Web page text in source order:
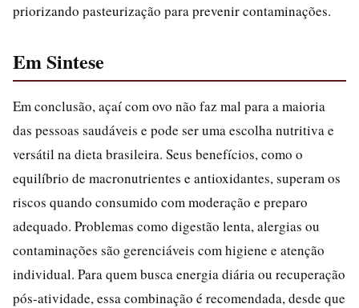
priorizando pasteurização para prevenir contaminações.
Em Sintese
Em conclusão, açaí com ovo não faz mal para a maioria
das pessoas saudáveis e pode ser uma escolha nutritiva e
versátil na dieta brasileira. Seus benefícios, como o
equilíbrio de macronutrientes e antioxidantes, superam os
riscos quando consumido com moderação e preparo
adequado. Problemas como digestão lenta, alergias ou
contaminações são gerenciáveis com higiene e atenção
individual. Para quem busca energia diária ou recuperação
pós-atividade, essa combinação é recomendada, desde que